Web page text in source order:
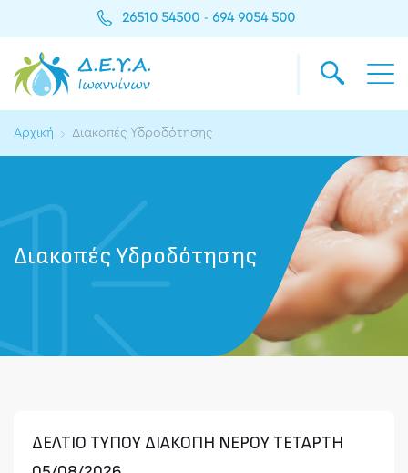
26510 54500 - 694 9054 500
Αρχική Διακοπές Υδροδότησης
Διακοπές Υδροδότησης
ΔΕΛΤΙΟ ΤΥΠΟΥ ΔΙΑΚΟΠΗ ΝΕΡΟΥ ΤΕΤΑΡΤΗ